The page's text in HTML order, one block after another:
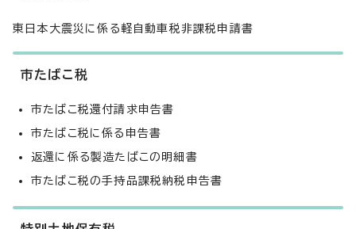
東日本大震災に係る軽自動車税非課税申請書
市たばこ税
市たばこ税還付請求申告書
市たばこ税に係る申告書
返還に係る製造たばこの明細書
市たばこ税の手持品課税納税申告書